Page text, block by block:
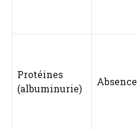
Protéines
(albuminurie)
Absence